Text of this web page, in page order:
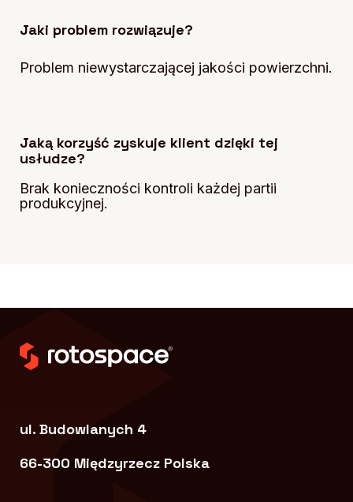
Jaki problem rozwiązuje?
Problem niewystarczającej jakości powierzchni.
Jaką korzyść zyskuje klient dzięki tej
usłudze?
Brak konieczności kontroli każdej partii
produkcyjnej.
ul. Budowlanych 4
66-300 Międzyrzecz Polska